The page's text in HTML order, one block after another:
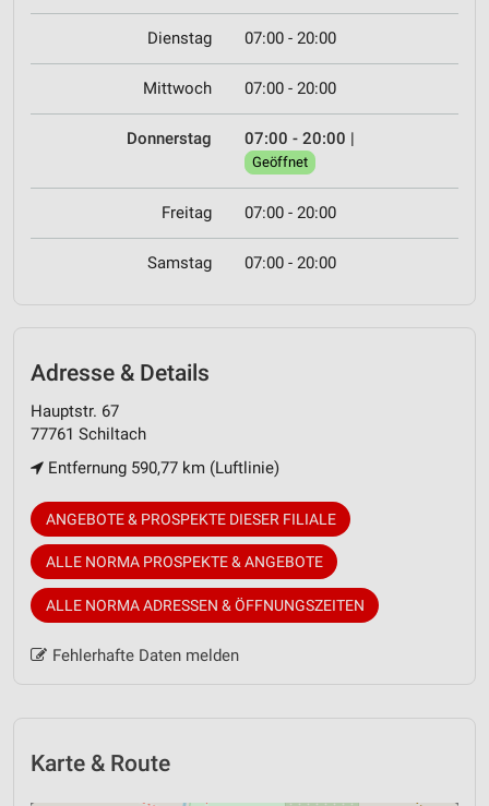
Dienstag 07:00 - 20:00
Mittwoch 07:00 - 20:00
Donnerstag 07:00 - 20:00 |
Geöffnet
Freitag 07:00 - 20:00
Samstag 07:00 - 20:00
Adresse & Details
Hauptstr. 67
77761 Schiltach
Entfernung 590,77 km (Luftlinie)
ANGEBOTE & PROSPEKTE DIESER FILIALE
ALLE NORMA PROSPEKTE & ANGEBOTE
ALLE NORMA ADRESSEN & ÖFFNUNGSZEITEN
Fehlerhafte Daten melden
Karte & Route